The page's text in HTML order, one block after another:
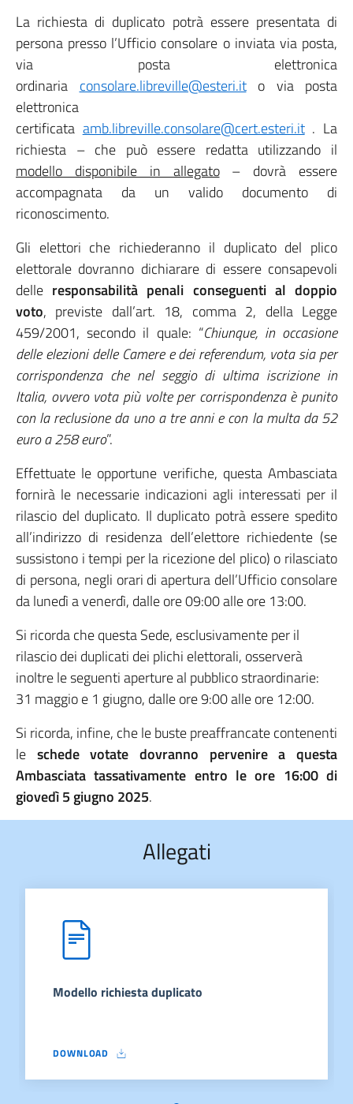
La richiesta di duplicato potrà essere presentata di
persona presso l’Ufficio consolare o inviata via posta,
via posta elettronica
ordinariaconsolare.libreville@esteri.ito via posta
elettronica
certificataamb.libreville.consolare@cert.esteri.it. La
richiesta – che può essere redatta utilizzando il
modello disponibile in allegato– dovrà essere
accompagnata da un valido documento di
riconoscimento.
Gli elettori che richiederanno il duplicato del plico
elettorale dovranno dichiarare di essere consapevoli
delle responsabilità penali conseguenti al doppio
voto, previste dall’art. 18, comma 2, della Legge
459/2001, secondo il quale: “Chiunque, in occasione
delle elezioni delle Camere e dei referendum, vota sia per
corrispondenza che nel seggio di ultima iscrizione in
Italia, ovvero vota più volte per corrispondenza è punito
con la reclusione da uno a tre anni e con la multa da 52
euro a 258 euro”.
Effettuate le opportune verifiche, questa Ambasciata
fornirà le necessarie indicazioni agli interessati per il
rilascio del duplicato. Il duplicato potrà essere spedito
all’indirizzo di residenza dell’elettore richiedente (se
sussistono i tempi per la ricezione del plico) o rilasciato
di persona, negli orari di apertura dell’Ufficio consolare
da lunedì a venerdì, dalle ore 09:00 alle ore 13:00.
Si ricorda che questa Sede, esclusivamente per il
rilascio dei duplicati dei plichi elettorali, osserverà
inoltre le seguenti aperture al pubblico straordinarie:
31 maggio e 1 giugno, dalle ore 9:00 alle ore 12:00.
Si ricorda, infine, che le buste preaffrancate contenenti
le schede votate dovranno pervenire a questa
Ambasciata tassativamente entro le ore 16:00 di
giovedì 5 giugno 2025.
Allegati
Modello richiesta duplicato
DOWNLOAD
MODELLO RICHIESTA DUPLICATO